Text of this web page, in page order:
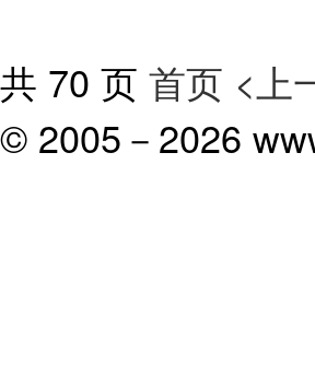
共 70 页 首页 <上
© 2005－ 2026